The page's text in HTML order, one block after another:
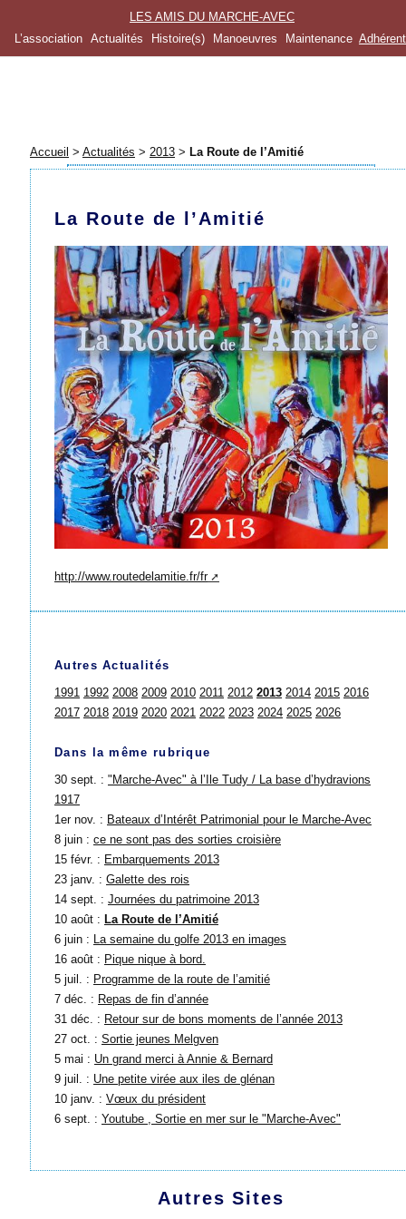
LES AMIS DU MARCHE-AVEC
L’association
Actualités Histoire(s) Manoeuvres Maintenance
Accueil > Actualités > 2013 > La Route de l’Amitié
La Route de l’Amitié
http://www.routedelamitie.fr/fr
Autres Actualités
1991 1992 2008 2009 2010 2011 2012 2013 2014 2015 2016
2017 2018 2019 2020 2021 2022 2023 2024 2025 2026
Dans la même rubrique
30 sept. : "Marche-Avec" à l’Ile Tudy / La base d’hydravions
1917
1er nov. : Bateaux d’Intérêt Patrimonial pour le Marche-Avec
8 juin : ce ne sont pas des sorties croisière
15 févr. : Embarquements 2013
23 janv. : Galette des rois
14 sept. : Journées du patrimoine 2013
10 août : La Route de l’Amitié
6 juin : La semaine du golfe 2013 en images
16 août : Pique nique à bord.
5 juil. : Programme de la route de l’amitié
7 déc. : Repas de fin d’année
31 déc. : Retour sur de bons moments de l’année 2013
27 oct. : Sortie jeunes Melgven
5 mai : Un grand merci à Annie & Bernard
9 juil. : Une petite virée aux iles de glénan
10 janv. : Vœux du président
6 sept. : Youtube , Sortie en mer sur le "Marche-Avec"
Autres Sites